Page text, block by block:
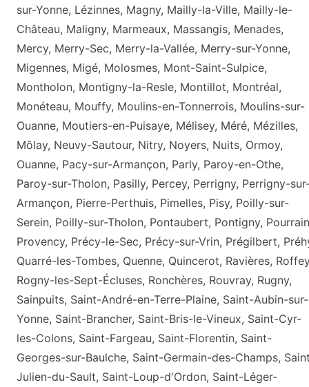
sur-Yonne, Lézinnes, Magny, Mailly-la-Ville, Mailly-le-
Château, Maligny, Marmeaux, Massangis, Menades,
Mercy, Merry-Sec, Merry-la-Vallée, Merry-sur-Yonne,
Migennes, Migé, Molosmes, Mont-Saint-Sulpice,
Montholon, Montigny-la-Resle, Montillot, Montréal,
Monéteau, Mouffy, Moulins-en-Tonnerrois, Moulins-sur-
Ouanne, Moutiers-en-Puisaye, Mélisey, Méré, Mézilles,
Môlay, Neuvy-Sautour, Nitry, Noyers, Nuits, Ormoy,
Ouanne, Pacy-sur-Armançon, Parly, Paroy-en-Othe,
Paroy-sur-Tholon, Pasilly, Percey, Perrigny, Perrigny-
Armançon, Pierre-Perthuis, Pimelles, Pisy, Poilly-sur-
Serein, Poilly-sur-Tholon, Pontaubert, Pontigny,
Provency, Précy-le-Sec, Précy-sur-Vrin, Prégilbert,
Quarré-les-Tombes, Quenne, Quincerot, Ravières,
Rogny-les-Sept-Écluses, Ronchères, Rouvray, Rugny,
Sainpuits, Saint-André-en-Terre-Plaine, Saint-Aubin-sur-
Yonne, Saint-Brancher, Saint-Bris-le-Vineux, Saint-Cyr-
les-Colons, Saint-Fargeau, Saint-Florentin, Saint-
Georges-sur-Baulche, Saint-Germain-des-Champs,
Julien-du-Sault, Saint-Loup-d'Ordon, Saint-Léger-